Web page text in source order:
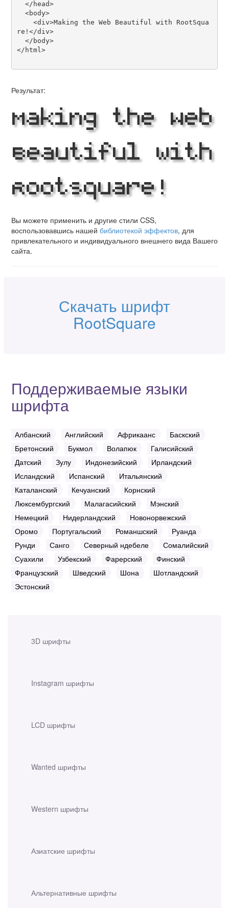
3D шрифты
Instagram шрифты
LCD шрифты
Wanted шрифты
Western шрифты
Азиатские шрифты
Альтернативные шрифты
re!</div>
</html>
Результат:
Making the Web
Beautiful with
RootSquare!
Вы можете применить и другие стили CSS,
воспользовавшись нашей библиотекой эффектов, для
привлекательного и индивидуального внешнего вида Вашего
сайта.
Скачать шрифт
RootSquare
Поддерживаемые языки
шрифта
Албанский Английский Африкаанс
Баскский
Бретонский
Букмол Волапюк
Галисийский
Датский
Зулу Индонезийский
Ирландский
Исландский
Испанский
Итальянский
Каталанский
Кечуанский
Корнский
Люксембургский
Малагасийский
Мэнский
Немецкий
Нидерландский
Новонорвежский
Оромо
Португальский Романшский
Руанда
Рунди
Санго Северный ндебеле
Сомалийский
Суахили
Узбекский Фарерский
Финский
Французский
Шведский Шона
Шотландский
Эстонский